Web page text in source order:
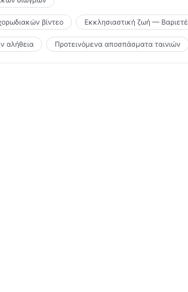
βίντεο Εκκλησιαστική ζωή — Βαριετέ
αλήθεια Προτεινόμενα αποσπάσματα ταινιών